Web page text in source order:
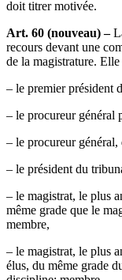
doit titrer motivée.
Art. 60 (nouveau) –
recours devant une
de la magistrature.
– le premier président
– le procureur général
– le procureur général,
– le président du
– le magistrat, le plus
même grade que le
membre,
– le magistrat, le plus
élus, du même grade